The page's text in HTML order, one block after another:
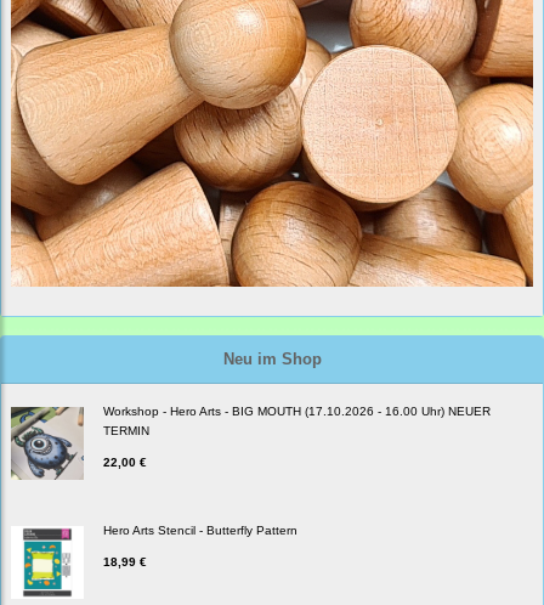
Neu im Shop
Workshop - Hero Arts - BIG MOUTH (17.10.2026 - 16.00 Uhr) NEUER
TERMIN
22,00 €
Hero Arts Stencil - Butterfly Pattern
18,99 €